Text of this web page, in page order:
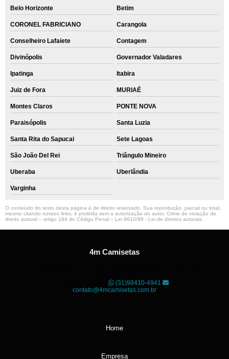
Belo Horizonte Betim
CORONEL FABRICIANO Carangola
Conselheiro Lafaiete Contagem
Divinópolis Governador Valadares
Ipatinga Itabira
Juiz de Fora MURIAÉ
Montes Claros PONTE NOVA
Paraisópolis Santa Luzia
Santa Rita do Sapucai Sete Lagoas
São João Del Rei Triângulo Mineiro
Uberaba Uberlândia
Varginha
O conteúdo do texto desta página é de direito reservado. Sua reprodução, parcial ou total,
mesmo citando nossos links, é proibida sem a autorização do autor. Crime de violação de
direito autoral – artigo 184 do Código Penal – Lei 9610/98 - Lei de direitos autorais
4m Camisetas
(31)98410-4941
contato@4mcamisetas.com.br
Home
Empresa